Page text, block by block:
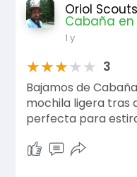
Oriol Scouts
Cabaña en
1 y
★★★★★ 3
Bajamos de
mochila ligera tras
perfecta para